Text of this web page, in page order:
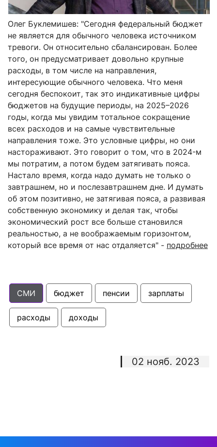
Олег Буклемишев: "Сегодня федеральный бюджет
не является для обычного человека источником
тревоги. Он относительно сбалансирован. Более
того, он предусматривает довольно крупные
расходы, в том числе на направления,
интересующие обычного человека. Что меня
сегодня беспокоит, так это индикативные цифры
бюджетов на будущие периоды, на 2025–2026
годы, когда мы увидим тотальное сокращение
всех расходов и на самые чувствительные
направления тоже. Это условные цифры, но они
настораживают. Это говорит о том, что в 2024-м
мы потратим, а потом будем затягивать пояса.
Настало время, когда надо думать не только о
завтрашнем, но и послезавтрашнем дне. И думать
об этом позитивно, не затягивая пояса, а развивая
собственную экономику и делая так, чтобы
экономический рост все больше становился
реальностью, а не воображаемым горизонтом,
который все время от нас отдаляется" - подробнее
СМИ бюджет пенсии зарплаты
расходы доходы
02 нояб. 2023